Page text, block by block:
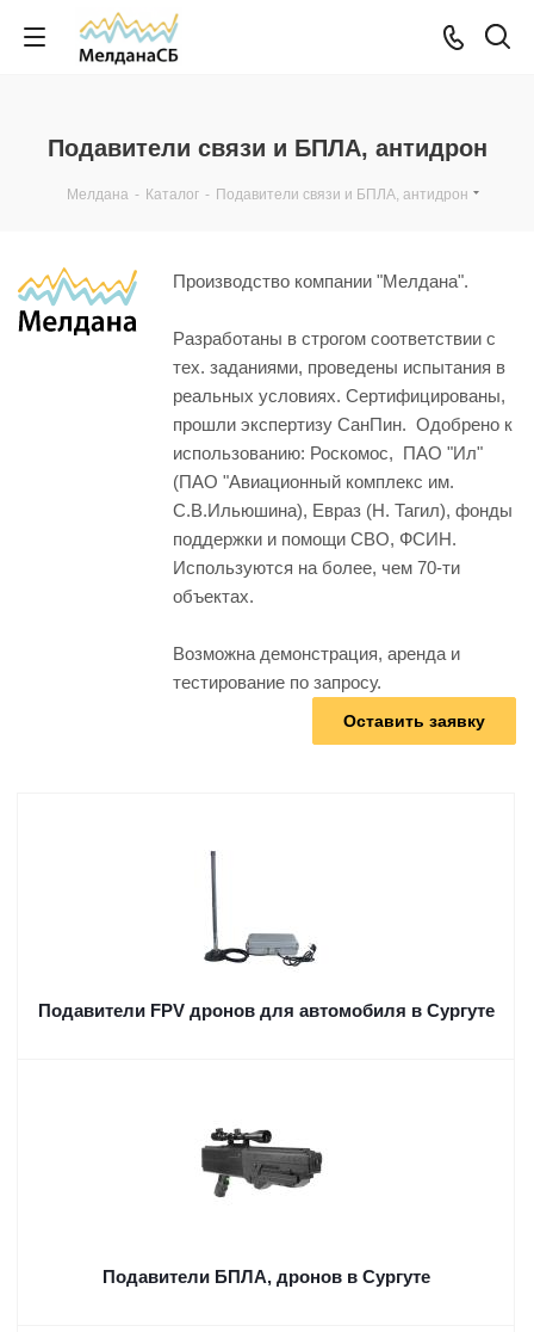
Подавители связи и БПЛА, антидрон
Мелдана - Каталог - Подавители связи и БПЛА, антидрон
Производство компании "Мелдана".
Разработаны в строгом соответствии с
тех. заданиями, проведены испытания в
реальных условиях. Сертифицированы,
прошли экспертизу СанПин. Одобрено к
использованию: Роскомос, ПАО "Ил"
(ПАО "Авиационный комплекс им.
С.В.Ильюшина), Евраз (Н. Тагил), фонды
поддержки и помощи СВО, ФСИН.
Используются на более, чем 70-ти
объектах.
Возможна демонстрация, аренда и
тестирование по запросу.
Оставить заявку
Подавители FPV дронов для автомобиля в Сургуте
Подавители БПЛА, дронов в Сургуте